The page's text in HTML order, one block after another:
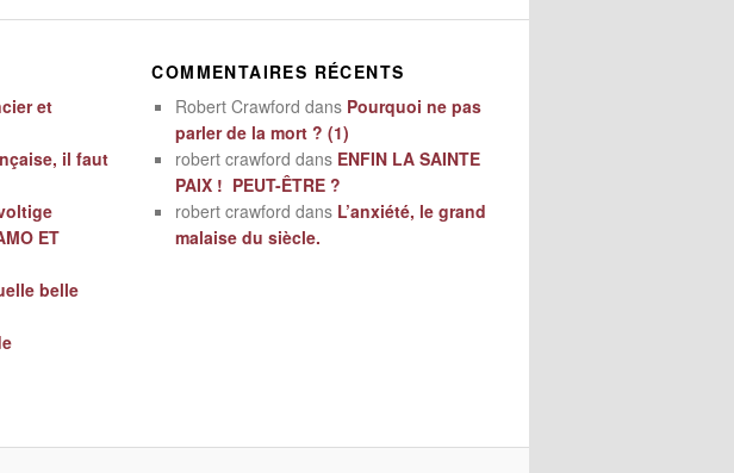
et
il faut
ET
belle
COMMENTAIRES RÉCENTS
Robert Crawford dans Pourquoi ne pas
parler de la mort ? (1)
robert crawford dans ENFIN LA SAINTE
PAIX ! PEUT-ÊTRE ?
robert crawford dans L’anxiété, le grand
malaise du siècle.